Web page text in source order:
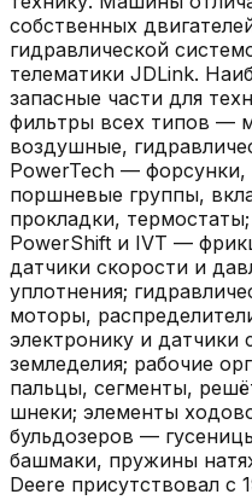
собственных
гидравлической
телематики JDLink.
запасные части для
фильтры всех типов —
воздушные,
PowerTech —
поршневые группы,
прокладки,
PowerShift и IVT —
датчики скорости и
уплотнения;
моторы,
электронику и датчики
земледелия; рабочие
пальцы, сегменты,
шнеки; элементы
бульдозеров —
башмаки, пружины
Deere присутствовал с